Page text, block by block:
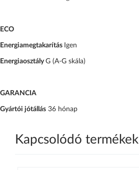
ECO
Energiamegtakarítás Igen
Energiaosztály G (A-G skála)
GARANCIA
Gyártói jótállás 36 hónap
Kapcsolódó termékek